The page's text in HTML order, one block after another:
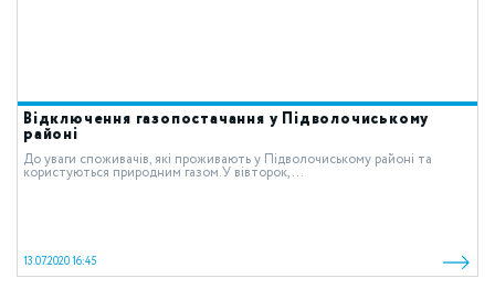
Відключення газопостачання у Підволочиському
районі
До уваги споживачів, які проживають у Підволочиському районі та
користуються природним газом.У вівторок,...
13.07.2020 16:45